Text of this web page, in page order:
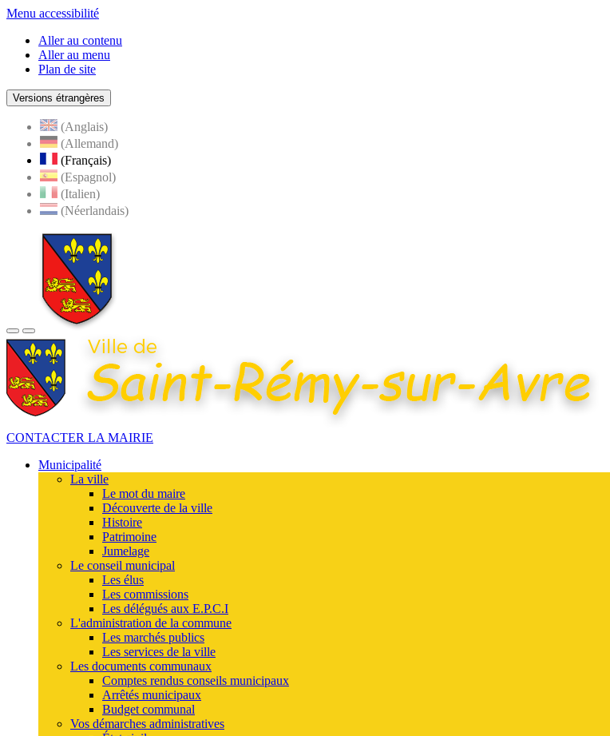
Menu accessibilité
Aller au contenu
Aller au menu
Plan de site
Versions étrangères
(Anglais)
(Allemand)
(Français)
(Espagnol)
(Italien)
(Néerlandais)
CONTACTER LA MAIRIE
Municipalité
La ville
Le mot du maire
Découverte de la ville
Histoire
Patrimoine
Jumelage
Le conseil municipal
Les élus
Les commissions
Les délégués aux E.P.C.I
L'administration de la commune
Les marchés publics
Les services de la ville
Les documents communaux
Comptes rendus conseils municipaux
Arrêtés municipaux
Budget communal
Vos démarches administratives